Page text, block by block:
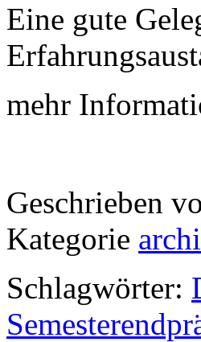
Eine gute
mehr
Geschrieben
Kategorie
Schlagwörter: